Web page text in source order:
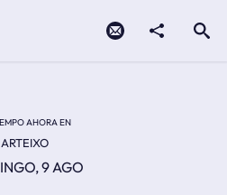
AHORA EN
ARTEIXO
9 AGO